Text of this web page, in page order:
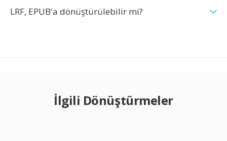
LRF, EPUB'a dönüştürülebilir mi?
İlgili Dönüştürmeler